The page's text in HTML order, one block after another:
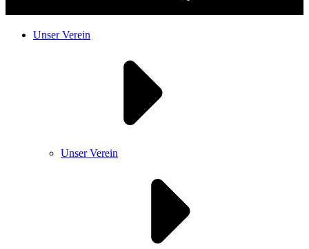
Unser Verein
Unser Verein